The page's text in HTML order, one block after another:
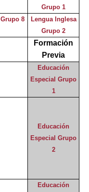
Grupo 1
Grupo 8
Lengua Inglesa
Grupo 2
Formación
Previa
Educación
Especial Grupo
1
Educación
Especial Grupo
2
Educación